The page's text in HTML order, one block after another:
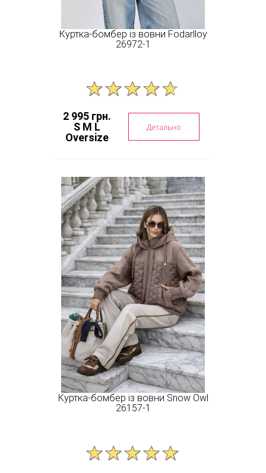
Куртка-бомбер із вовни Fodarlloy
26972-1
2 995 грн.
S M L
Oversize
Детально
Куртка-бомбер із вовни Snow Owl
26157-1